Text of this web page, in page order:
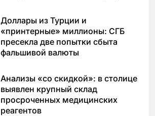
Доллары из Турции и
«принтерные» миллионы: СГБ
пресекла две попытки сбыта
фальшивой валюты
Анализы «со скидкой»: в столице
выявлен крупный склад
просроченных медицинских
реагентов